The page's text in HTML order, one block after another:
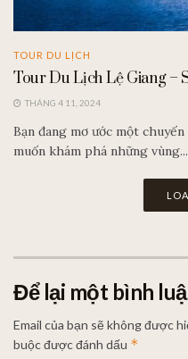
TOUR DU LỊCH
Tour Du Lịch Lệ Giang –
THÁNG 4 11, 2024
Bạn đang mơ ước một
muốn khám phá những vùng...
Để lại một bình
Email của bạn sẽ không được
buộc được đánh dấu *